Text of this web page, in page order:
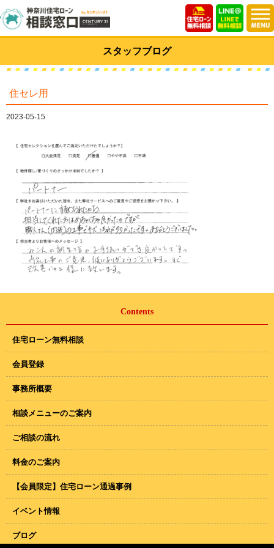
スタッフブログ
住セレ用
2023-05-15
Contents
住宅ローン無料相談
会員登録
事務所概要
相談メニューのご案内
ご相談の流れ
料金のご案内
【会員限定】住宅ローン通過事例
イベント情報
ブログ